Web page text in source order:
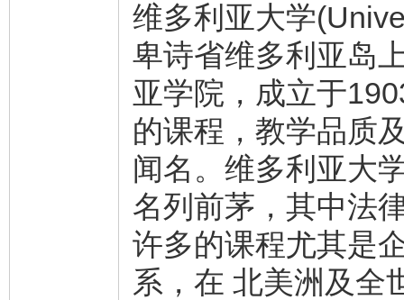
维多利亚大学
卑诗省维多利亚岛
亚学院，成立于
的课程，教学品质
闻名。维多利亚大
名列前茅，其中法
许多的课程尤其是
系，在 北美洲及全